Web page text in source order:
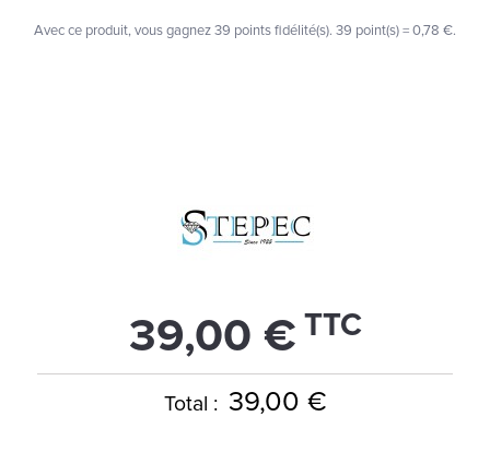
Avec ce produit, vous gagnez39 points fidélité(s). 39 point(s) =0,78 €.
39,00 € TTC
Total : 39,00 €